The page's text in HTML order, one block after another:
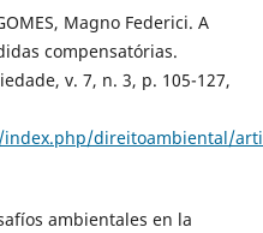
Magno Federici. A
compensatórias.
v. 7, n. 3, p. 105-127,
direitoambiental/
ambientales en la